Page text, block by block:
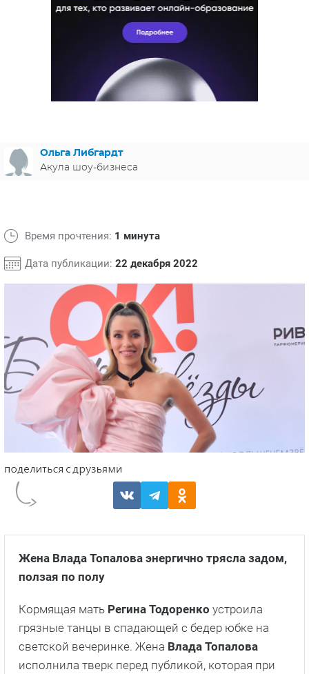
СВЕТСКИЕ НОВОСТИ
Ольга Либгардт
Акула шоу-бизнеса
Время прочтения: 1 минута
Дата публикации: 22 декабря 2022
Жена Влада Топалова энергично трясла задом,
ползая по полу
Кормящая мать Регина Тодоренко устроила
грязные танцы в спадающей с бедер юбке на
светской вечеринке. Жена Влада Топалова
исполнила тверк перед публикой, которая при